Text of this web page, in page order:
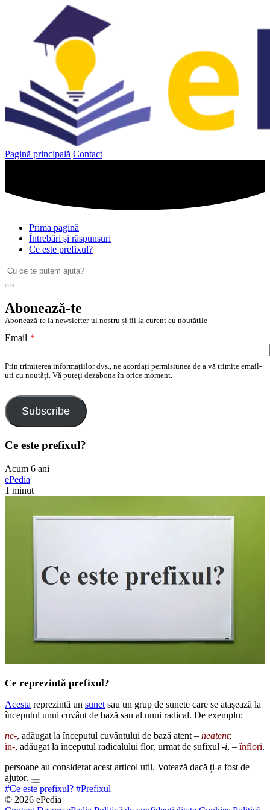
Pagină principală Contact
Prima pagină
Întrebări şi răspunsuri
Ce este prefixul?
Caută
după:
Search
Abonează-te
Abonează-te la newsletter-ul nostru și fii la curent cu noutățile
Email *
Prin trimiterea informațiilor dvs., ne acordați permisiunea de a vă trimite email-
uri cu noutăți. Vă puteți dezabona în orice moment.
Subscribe
Ce este prefixul?
Acum 6 ani
ePedia
1 minut
Ce reprezintă prefixul?
Acesta reprezintă un sunet sau un grup de sunete care se atașează la
începutul unui cuvânt de bază sau al unui radical. De exemplu:
ne-, adăugat la începutul cuvântului de bază atent – neatent;
în-, adăugat la începutul radicalului flor, urmat de sufixul -i, –înflori.
persoane au considerat acest articol util. Votează dacă ți-a fost de
ajutor.
#Ce este prefixul? #Prefixul
© 2026 ePedia